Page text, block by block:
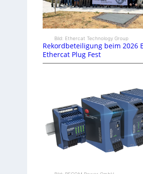
Bild: Ethercat Technology Group
Rekordbeteiligung beim 2026
Ethercat Plug Fest